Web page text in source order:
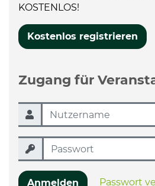
KOSTENLOS!
Kostenlos registrieren
Zugang für
Anmelden Passwort